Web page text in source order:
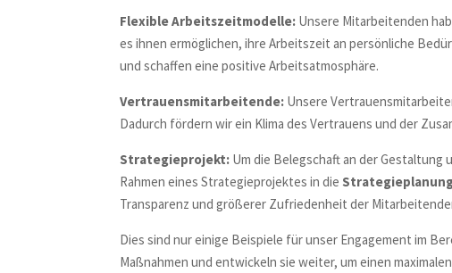
Flexible Arbeitszeitmodelle: Unsere Mitarbeitenden
es ihnen ermöglichen, ihre Arbeitszeit an persönliche
und schaffen eine positive Arbeitsatmosphäre.
Vertrauensmitarbeitende: Unsere
Dadurch fördern wir ein Klima des Vertrauens und der
Strategieprojekt: Um die Belegschaft an der
Rahmen eines Strategieprojektes in die
Transparenz und größerer Zufriedenheit der
Dies sind nur einige Beispiele für unser Engagement im
Maßnahmen und entwickeln sie weiter, um einen